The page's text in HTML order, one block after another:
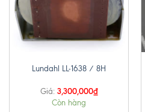
Lundahl LL-1638 / 8H
Giá: 3,300,000₫
Còn hàng